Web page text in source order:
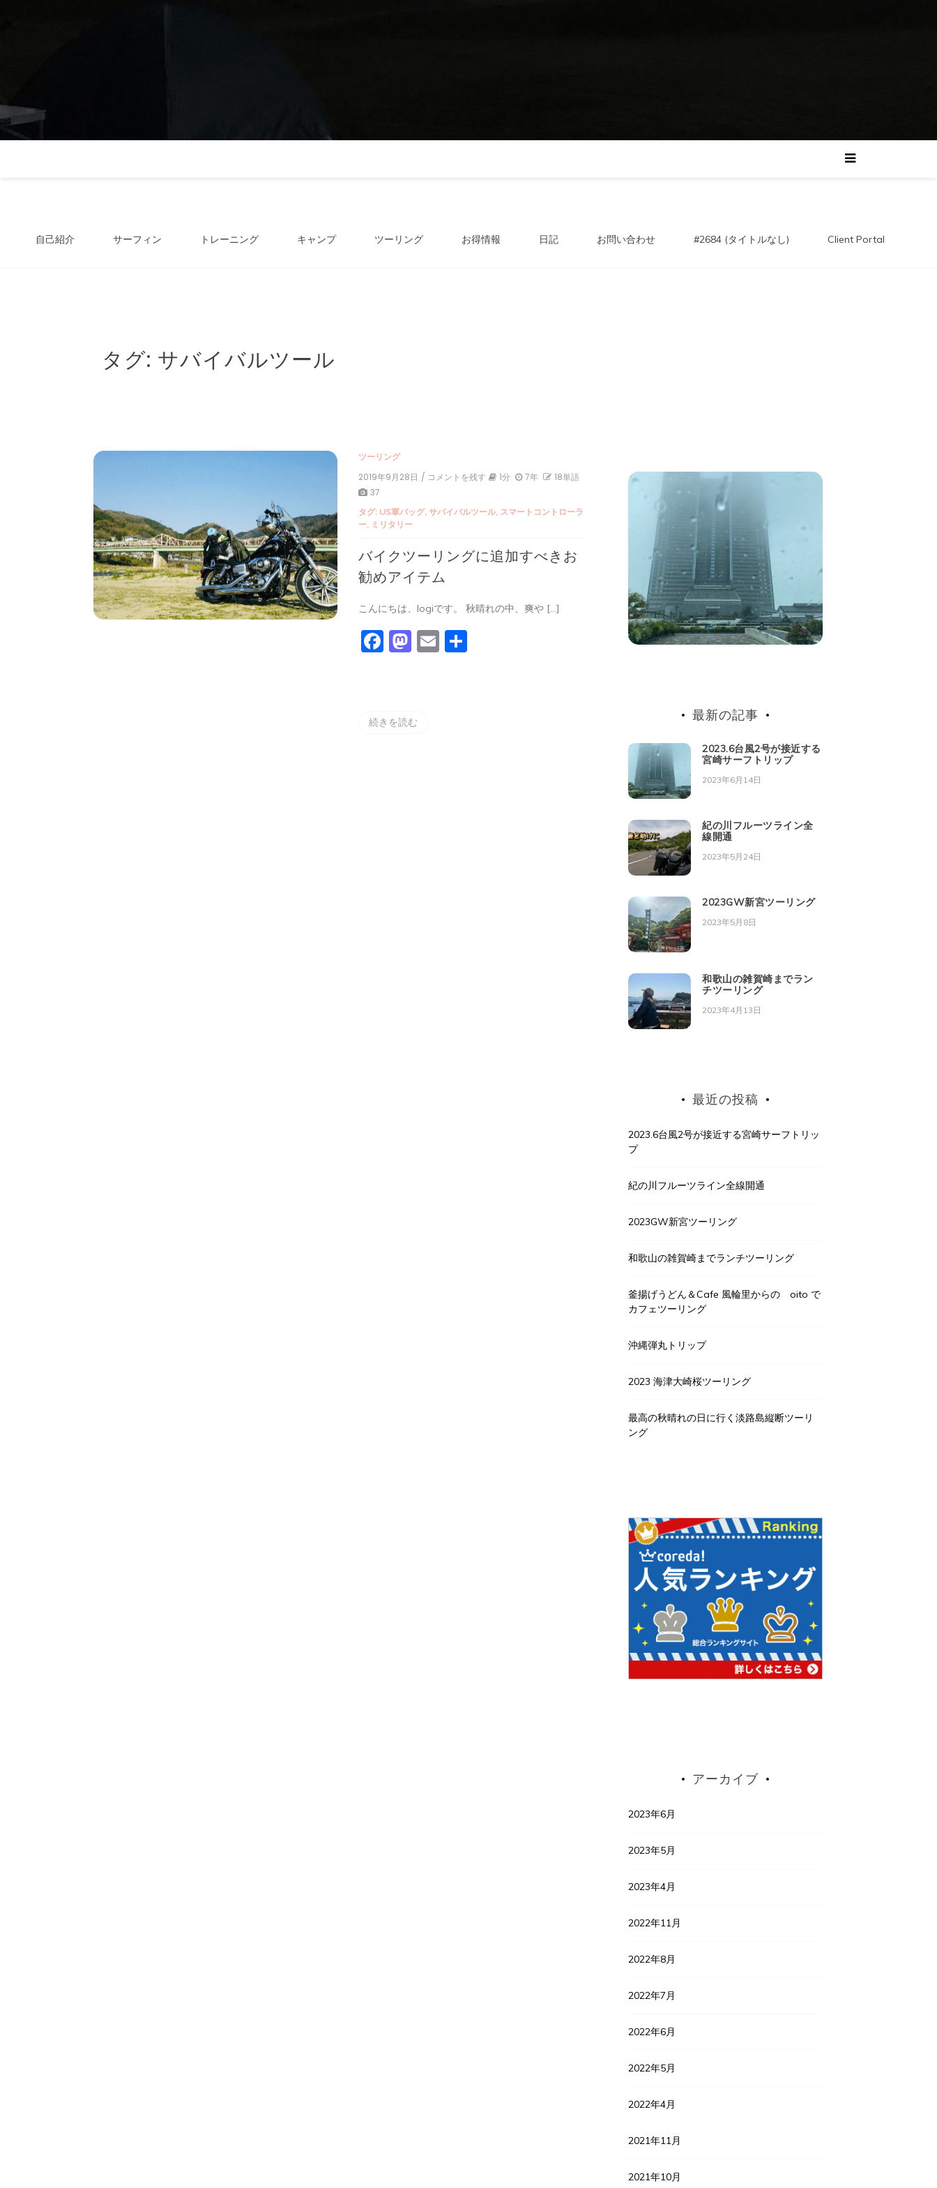
自己紹介 サーフィン トレーニング キャンプ ツーリング お得情報 日記 お問い合わせ #2684 (タイトルなし) Client Portal
タグ: サバイバルツール
ツーリング
2019年9月28日 / コメントを残す on
ク
リ
ン
追
加
1分 7年
18単語
37
タグ: US軍バッグ,サバイバルツール, スマートコントローラ
ー, ミリタリー
バイクツーリングに追加すべきお
勧めアイテム
こんにちは、logiです。 秋晴れの中、爽や […]
Facebook
Mastodon
Email
続きを読む 最新の記事
2023.6台風2号が接近する
宮崎サーフトリップ
2023年6月14日
紀の川フルーツライン全
線開通
2023年5月24日
2023GW新宮ツーリング
2023年5月8日
和歌山の雑賀崎までラン
チツーリング
2023年4月13日
最近の投稿
2023.6台風2号が接近する宮崎サーフトリッ
プ
紀の川フルーツライン全線開通
2023GW新宮ツーリング
和歌山の雑賀崎までランチツーリング
釜揚げうどん＆Cafe 風輪里からの oito で
カフェツーリング
沖縄弾丸トリップ
2023 海津大崎桜ツーリング
最高の秋晴れの日に行く淡路島縦断ツーリ
ング
アーカイブ
2023年6月
2023年5月
2023年4月
2022年11月
2022年8月
2022年7月
2022年6月
2022年5月
2022年4月
2021年11月
2021年10月